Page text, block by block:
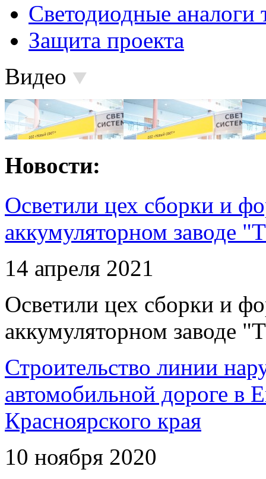
Светодиодные аналоги
Защита проекта
Видео
Новости:
Осветили цех сборки и
аккумуляторном заводе
14 апреля 2021
Осветили цех сборки и
аккумуляторном заводе
Строительство линии
автомобильной дороге в
Красноярского края
10 ноября 2020